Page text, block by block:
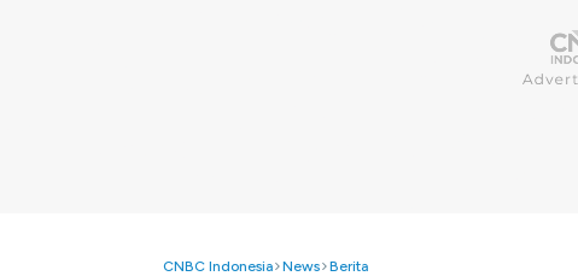
CNBC Indonesia News Berita